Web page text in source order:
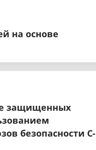
на основе
защищенных
безопасности С-